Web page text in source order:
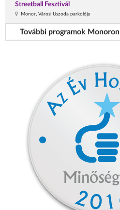
Streetball Fesztivál
Monor, Városi Uszoda parkolója
További programok Monoron